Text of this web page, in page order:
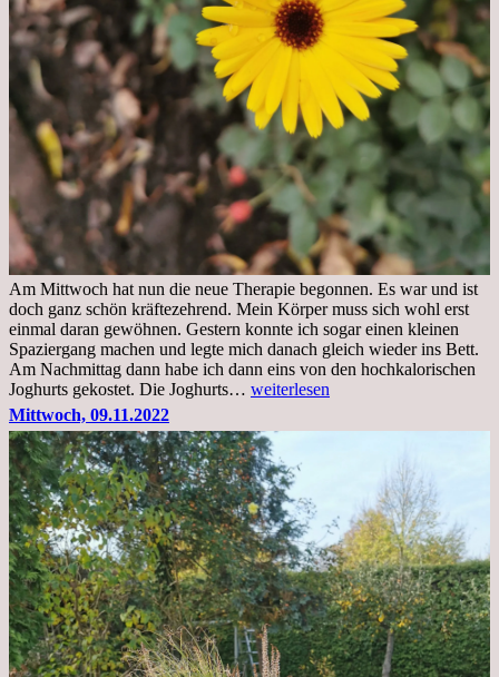
Am Mittwoch hat nun die neue Therapie begonnen. Es war und ist
doch ganz schön kräftezehrend. Mein Körper muss sich wohl erst
einmal daran gewöhnen. Gestern konnte ich sogar einen kleinen
Spaziergang machen und legte mich danach gleich wieder ins Bett.
Am Nachmittag dann habe ich dann eins von den hochkalorischen
Joghurts gekostet. Die Joghurts… Freitag,
Therapie
Beginn
gut
überstanden
weiterlesen
Mittwoch, 09.11.2022